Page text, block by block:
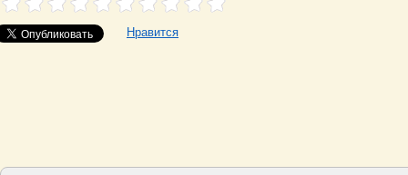
Нравится